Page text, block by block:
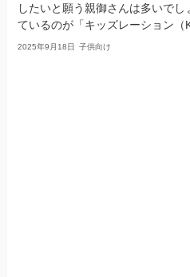
したいと願う親御さんは多いで
ているのが「キッズレーション（
2025年9月18日 子供向け